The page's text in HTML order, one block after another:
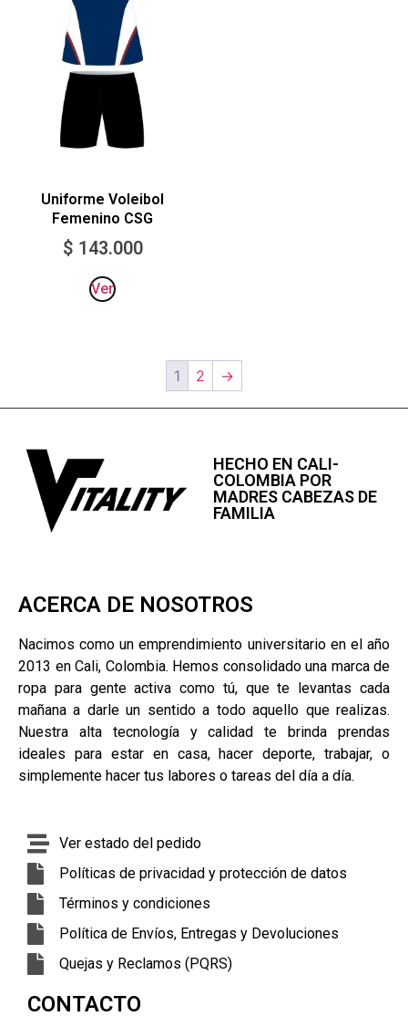
Uniforme Voleibol
Femenino CSG
$ 143.000
Ver
1 2 →
HECHO EN CALI-
COLOMBIA POR
MADRES CABEZAS DE
FAMILIA
ACERCA DE NOSOTROS
Nacimos como un emprendimiento universitario en el año
2013 en Cali, Colombia. Hemos consolidado una marca de
ropa para gente activa como tú, que te levantas cada
mañana a darle un sentido a todo aquello que realizas.
Nuestra alta tecnología y calidad te brinda prendas
ideales para estar en casa, hacer deporte, trabajar, o
simplemente hacer tus labores o tareas del día a día.
Ver estado del pedido
Políticas de privacidad y protección de datos
Términos y condiciones
Política de Envíos, Entregas y Devoluciones
Quejas y Reclamos (PQRS)
CONTACTO